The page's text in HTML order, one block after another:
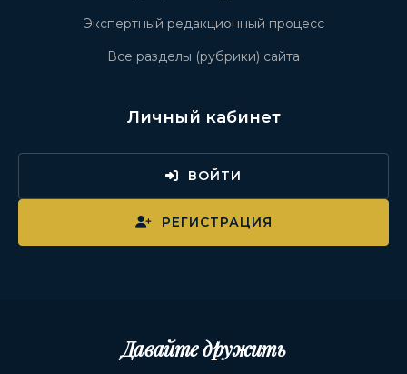
Экспертный редакционный процесс
Все разделы (рубрики) сайта
Личный кабинет
ВОЙТИ
РЕГИСТРАЦИЯ
Давайте дружить